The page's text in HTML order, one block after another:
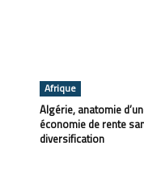
Afrique
Algérie, anatomie
économie de rente
diversification